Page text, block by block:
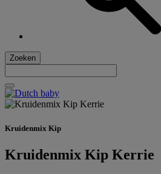
Zoeken
Kruidenmix Kip
Kruidenmix Kip Kerrie